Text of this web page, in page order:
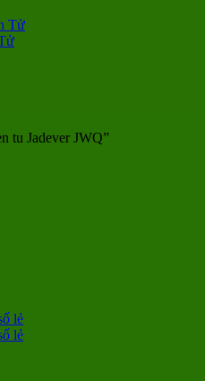
Tử
tu Jadever JWQ”
lẻ
lẻ